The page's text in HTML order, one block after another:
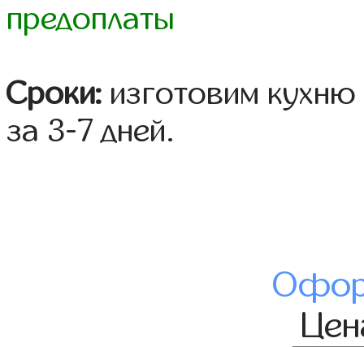
предоплаты
Сроки: изготовим
за 3-7 дней.